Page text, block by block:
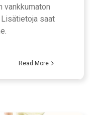
vankkumaton
saat
Read More